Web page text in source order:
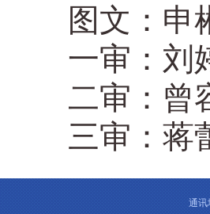
图文：申
一审：刘
二审：曾
三审：蒋
通